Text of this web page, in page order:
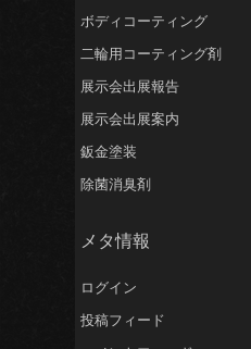
ボディコーティング
二輪用コーティング剤
展示会出展報告
展示会出展案内
鈑金塗装
除菌消臭剤
メタ情報
ログイン
投稿フィード